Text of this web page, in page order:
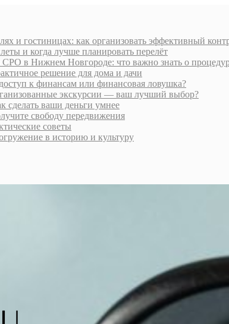
и гостиницах: как организовать эффективный
и когда лучше планировать перелёт
СРО в Нижнем Новгороде: что важно знать о
решение для дома и дачи
к финансам или финансовая ловушка?
экскурсии — ваш лучший выбор?
сделать ваши деньги умнее
свободу передвижения
советы
в историю и культуру